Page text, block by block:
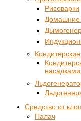
Рисоварки
Домашние
Средство от
Палач